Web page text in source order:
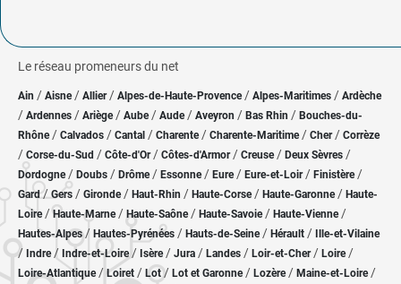
Le réseau promeneurs du net
Ain / Aisne/ Allier/ Alpes-de-Haute-Provence / Alpes-Maritimes / Ardèche
/ Ardennes / Ariège/ Aube/ Aude / Aveyron / Bas Rhin / Bouches-du-
Rhône/ Calvados / Cantal / Charente / Charente-Maritime/ Cher / Corrèze
/ Corse-du-Sud / Côte-d'Or / Côtes-d'Armor/ Creuse/ Deux Sèvres /
Dordogne/ Doubs / Drôme/ Essonne / Eure/ Eure-et-Loir / Finistère/
Gard/Gers / Gironde/ Haut-Rhin / Haute-Corse/ Haute-Garonne/ Haute-
Loire/Haute-Marne/ Haute-Saône/ Haute-Savoie/ Haute-Vienne/
Hautes-Alpes/ Hautes-Pyrénées / Hauts-de-Seine/ Hérault / Ille-et-Vilaine
/ Indre/ Indre-et-Loire/ Isère/ Jura / Landes / Loir-et-Cher/ Loire/
Loire-Atlantique/ Loiret / Lot/ Lot et Garonne/ Lozère / Maine-et-Loire/